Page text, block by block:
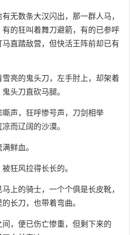
无数条大汉闪出，那一群人马，
的狂叫着舞刀避箭，有的已参呼
直踏敌营，但快活王阵前却已有
亮的鬼头刀，左手肘上，却架着
头刀直砍马腿。
声，狂呼惨号声，刀剑相举
而辽阔的沙漠。
鲜血。
狂风拉得长长的。
上的骑士，一个个俱是长皮靴，
长刀，也带着弯曲。
，便已伤亡惨重，但剩下来的